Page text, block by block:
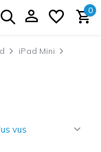
0
iPad Mini